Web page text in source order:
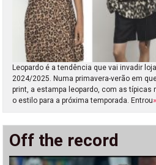
Leopardo é a tendência que vai invadir
2024/2025. Numa primavera-verão em
print, a estampa leopardo, com as
o estilo para a próxima temporada. Entrou»
Off the record